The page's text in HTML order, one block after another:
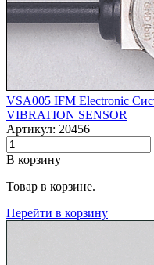
VSA005 IFM Electronic
VIBRATION SENSOR
Артикул: 20456
В корзину
Товар в корзине.
Перейти в корзину